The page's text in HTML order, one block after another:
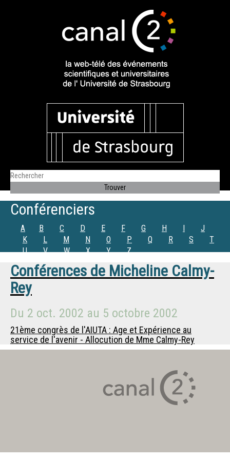
Conférenciers
A B C D E F G H I
J
K
L M N O P Q R S
T
U
V W X Y Z
Conférences de Micheline Calmy-
Rey
Du 2 oct. 2002 au 5 octobre 2002
21ème congrès de l'AIUTA : Age et Expérience au
service de l'avenir - Allocution de Mme Calmy-Rey